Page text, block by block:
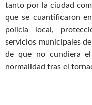
tanto por la ciudad
que se cuantificaron
policía local,
servicios municipales
de que no cundiera
normalidad tras el